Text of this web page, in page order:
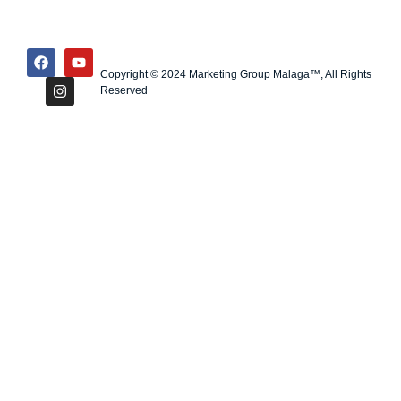
Copyright © 2024 Marketing Group Malaga™, All Rights
Reserved